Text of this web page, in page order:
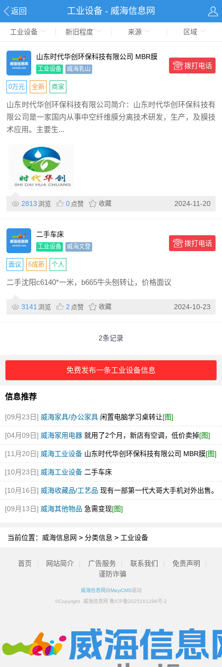
工业设备 新旧程度 来源 区域
山东时代华创环保科技有限公司 MBR膜
工业设备 威海乳山 拨打电话
0万元 全新 商家
山东时代华创环保科技有限公司简介：山东时代华创环保科技有
限公司是一家国内从事中空纤维膜分离技术研发，生产，及膜技
术应用。主要生...
2813 浏览 0 点赞 收藏 2024-11-20
二手车床
工业设备 威海文登 拨打电话
面议 6成新 个人
二手沈阳c6140*一米，b665牛头刨转让，价格面议
3141 浏览 2 点赞 收藏 2024-10-23
2条记录
免费发布一条工业设备信息
信息推荐
[09月23日] 威海家具/办公家具 闲置电脑学习桌转让[图]
[04月09日] 威海家用电器 就用了2个月，新店有空调，低价卖掉[图]
[11月20日] 威海工业设备 山东时代华创环保科技有限公司 MBR膜[图]
[10月23日] 威海工业设备 二手车床
[10月16日] 威海收藏品/工艺品 现有一部第一代大哥大手机对外出售。
[09月13日] 威海其他物品 急需变现[图]
当前位置： 威海信息网 > 分类信息 > 工业设备
返回 工业设备 - 威海信息网
首页 网站简介 广告服务 联系我们 免责声明
谨防诈骗
威海信息网 由MayiCMS驱动
©Copyright 威海信息网 鲁ICP备2025161296号-2